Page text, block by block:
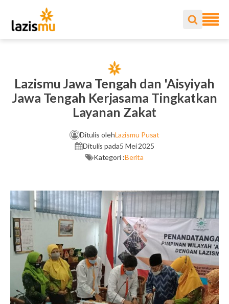
Lazismu Jawa Tengah dan 'Aisyiyah
Jawa Tengah Kerjasama Tingkatkan
Layanan Zakat
Ditulis olehLazismu Pusat
Ditulis pada5 Mei 2025
Kategori :Berita